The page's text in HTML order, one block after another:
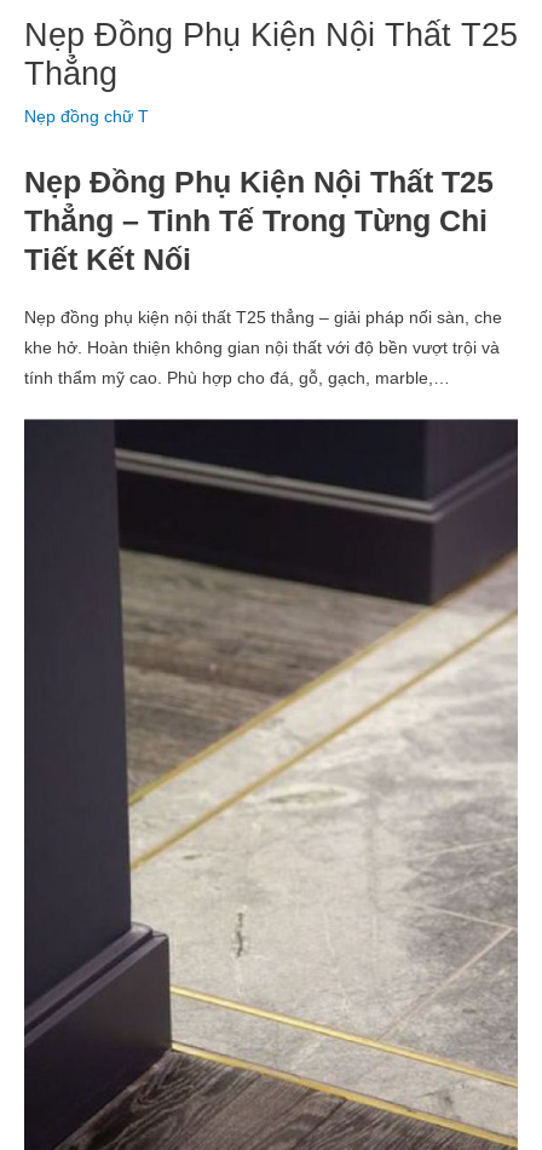
Nẹp Đồng Phụ Kiện Nội Thất T25
Thẳng
Nẹp đồng chữ T
Nẹp Đồng Phụ Kiện Nội Thất T25
Thẳng – Tinh Tế Trong Từng Chi
Tiết Kết Nối
Nẹp đồng phụ kiện nội thất T25 thẳng – giải pháp nối sàn, che
khe hở. Hoàn thiện không gian nội thất với độ bền vượt trội và
tính thẩm mỹ cao. Phù hợp cho đá, gỗ, gạch, marble,…